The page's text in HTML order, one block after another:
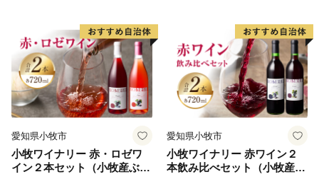
愛知県小牧市
小牧ワイナリー 赤・ロゼワ
イン２本セット（小牧産ぶど
愛知県小牧市
小牧ワイナリー 赤ワイン２
本飲み比べセット（小牧産ぶ